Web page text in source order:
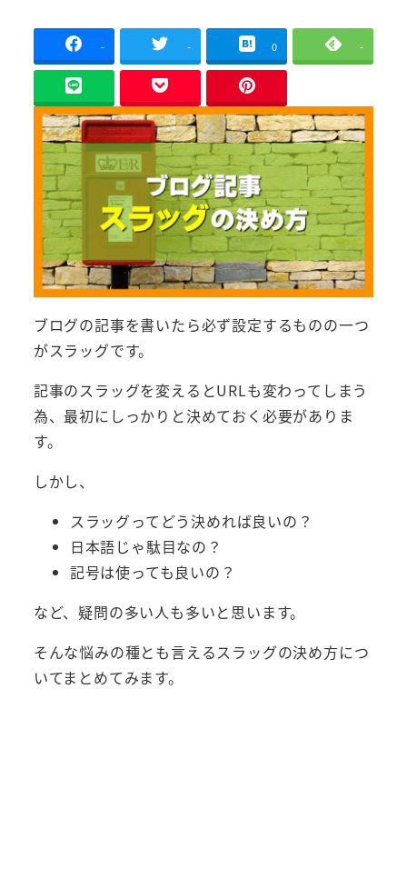
- - 0 -
ブログの記事を書いたら必ず設定するものの一つ
がスラッグです。
記事のスラッグを変えるとURLも変わってしまう
為、最初にしっかりと決めておく必要がありま
す。
しかし、
スラッグってどう決めれば良いの？
日本語じゃ駄目なの？
記号は使っても良いの？
など、疑問の多い人も多いと思います。
そんな悩みの種とも言えるスラッグの決め方につ
いてまとめてみます。